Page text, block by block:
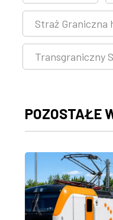
Straż Graniczna
Transgraniczny
POZOSTAŁE